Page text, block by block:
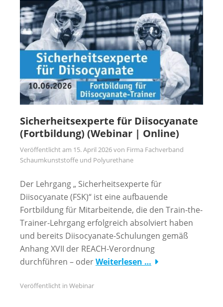
Sicherheitsexperte für Diisocyanate
(Fortbildung) (Webinar | Online)
Veröffentlicht am 15. April 2026von Firma Fachverband
Schaumkunststoffe und Polyurethane
Der Lehrgang „ Sicherheitsexperte für
Diisocyanate (FSK)“ ist eine aufbauende
Fortbildung für Mitarbeitende, die den Train-the-
Trainer-Lehrgang erfolgreich absolviert haben
und bereits Diisocyanate-Schulungen gemäß
Anhang XVII der REACH-Verordnung
durchführen – oderWeiterlesen …
Veröffentlicht in Webinar